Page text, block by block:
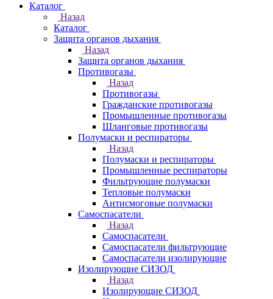
Каталог
Назад
Каталог
Защита органов дыхания
Назад
Защита органов дыхания
Противогазы
Назад
Противогазы
Гражданские противогазы
Промышленные противогазы
Шланговые противогазы
Полумаски и респираторы
Назад
Полумаски и респираторы
Промышленные респираторы
Фильтрующие полумаски
Тепловые полумаски
Антисмоговые полумаски
Самоспасатели
Назад
Самоспасатели
Самоспасатели фильтрующие
Самоспасатели изолирующие
Изолирующие СИЗОД
Назад
Изолирующие СИЗОД